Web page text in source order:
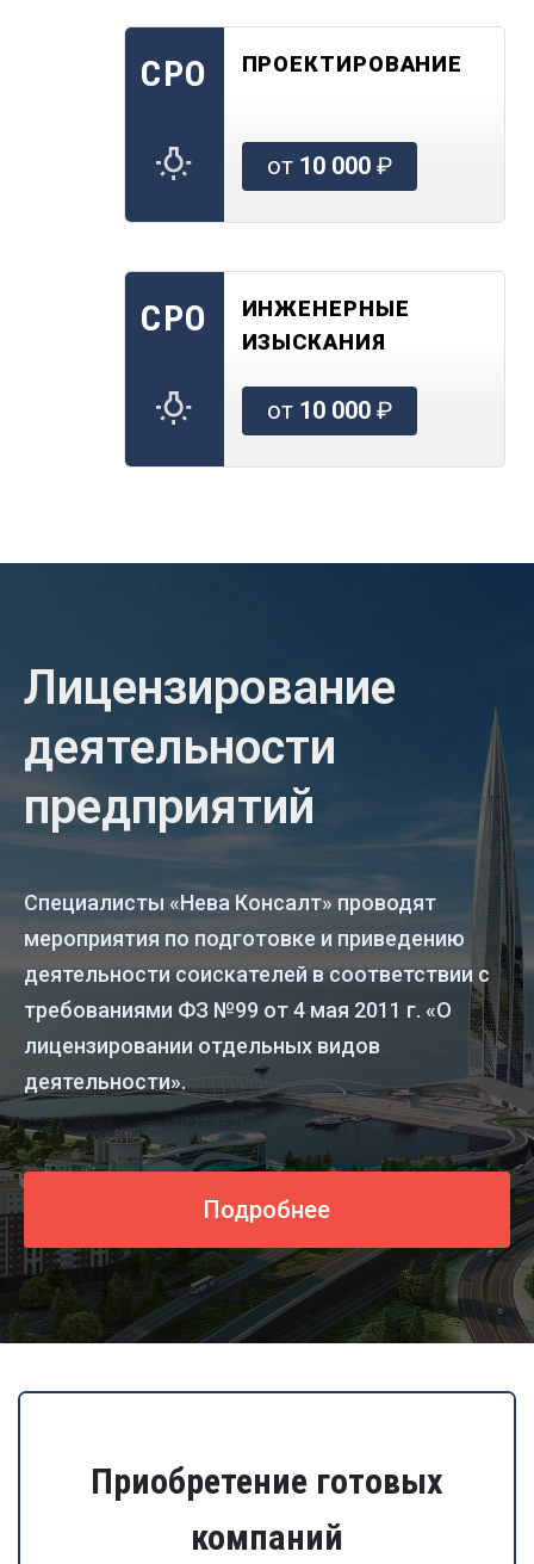
СРО ПРОЕКТИРОВАНИЕ
от 10 000₽
СРО
ИНЖЕНЕРНЫЕ
ИЗЫСКАНИЯ
от 10 000₽
Лицензирование
деятельности
предприятий
Специалисты «Нева Консалт» проводят
мероприятия по подготовке и приведению
деятельности соискателей в соответствии с
требованиями ФЗ №99 от 4 мая 2011 г. «О
лицензировании отдельных видов
деятельности».
Подробнее
Приобретение готовых
компаний